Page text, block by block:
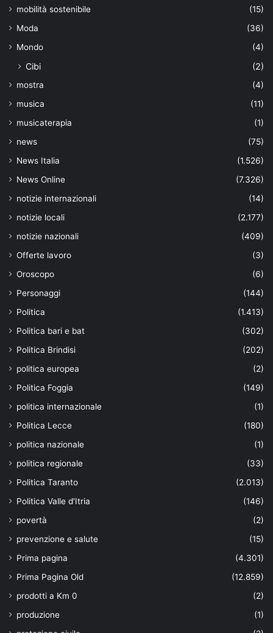
mobilità sostenibile
(15)
Moda
(36)
Mondo
(4)
Cibi (2)
mostra
(4)
musica
(11)
musicaterapia
(1)
news
(75)
News Italia
(1.526)
News Online
(7.326)
notizie internazionali
(14)
notizie locali
(2.177)
notizie nazionali
(409)
Offerte lavoro
(3)
Oroscopo
(6)
Personaggi
(144)
Politica
(1.413)
Politica bari e bat
(302)
Politica Brindisi
(202)
politica europea
(2)
Politica Foggia
(149)
politica internazionale
(1)
Politica Lecce
(180)
politica nazionale
(1)
politica regionale
(33)
Politica Taranto
(2.013)
Politica Valle d'Itria
(146)
povertà
(2)
prevenzione e salute
(15)
Prima pagina
(4.301)
Prima Pagina Old
(12.859)
prodotti a Km 0
(2)
produzione
(1)